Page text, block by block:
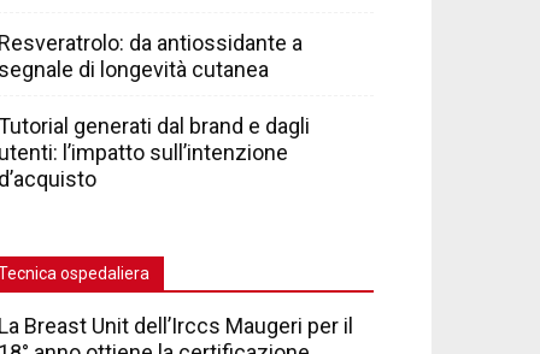
da antiossidante a
di longevità cutanea
generati dal brand e dagli
l’impatto sull’intenzione
ospedaliera
Breast Unit dell’Irccs Maugeri per il